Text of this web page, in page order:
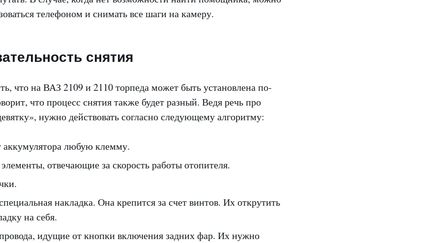
телефоном и снимать все шаги на камеру.
снятия
что на ВАЗ 2109 и 2110 торпеда может быть установлена по-
что процесс снятия также будет разный. Ведя речь про
нужно действовать согласно следующему алгоритму:
аккумулятора любую клемму.
отвечающие за скорость работы отопителя.
накладка. Она крепится за счет винтов. Их открутить
на себя.
идущие от кнопки включения задних фар. Их нужно